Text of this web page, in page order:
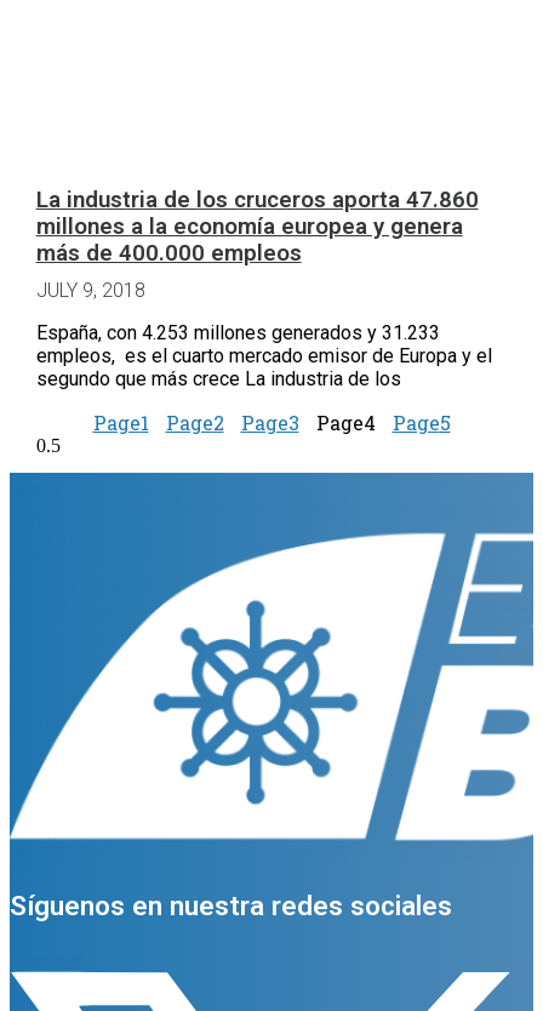
La industria de los cruceros aporta 47.860
millones a la economía europea y genera
más de 400.000 empleos
JULY 9, 2018
España, con 4.253 millones generados y 31.233
empleos, es el cuarto mercado emisor de Europa y el
segundo que más crece La industria de los
Page1 Page2 Page3 Page4 Page5
Síguenos en nuestra redes sociales